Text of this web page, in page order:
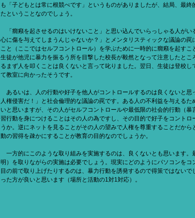
も「子どもとは常に根競べです」というものがありましたが、結局、最
たということなのでしょう。
「癇癪を起させるのはいけないこと」と思い込んでいらっしゃる人がい
心に傷を与えてしまうんじゃないか？」とメンタリスティックな議論の
こと（ここではセルフコントロール）を学ぶために一時的に癇癪を起す
生徒が他児に暴力を振るう所を目撃した校長が毅然となって注意したと
るまず人を叩くことは良くないと言って叱りました。翌日、生徒は登校
て教室に向かったそうです。
あるいは、人の行動や好子を他人がコントロールするのは良くないと思
人権侵害だ！」と社会倫理的な議論の罠です。ある人の不利益を与える
いと思いますが、その人がセルフコントロールや最低限の社会的行動（
習行動を身につけることはその人の為ですし、その目的で好子をコントロ
うか。逆にネットを見ることがその人の望みで人権を尊重することだか
動の習得を疎かにすることが教育の目的なのでしょうか。
一方的にこのような取り組みを実施するのは、良くないとも思います。
明）を取りながらの実施は必要でしょう。現実にどのようにパソコンを
目の前で取り上げたりするのは、暴力行動を誘発するので得策ではない
った方が良いと思います（場所と活動の1対1対応）。